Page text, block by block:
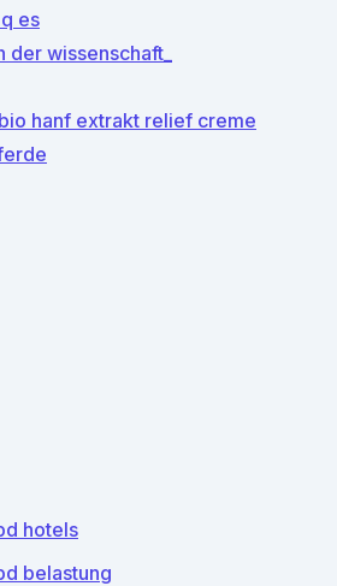
es
der wissenschaft_
hanf extrakt relief creme
hotels
belastung